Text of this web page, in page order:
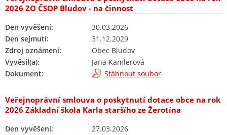
2026 ZO ČSOP Bludov - na činnost
Den vyvěšení:
30.03.2026
Den sejmutí:
31.12.2029
Zdroj oznámení:
Obec Bludov
Vyvěsil(a):
Jana Kamlerová
Dokument:
Stáhnout soubor
Veřejnoprávní smlouva o poskytnutí dotace obce na rok
2026 Základní škola Karla staršího ze Žerotína
Den vyvěšení:
27.03.2026